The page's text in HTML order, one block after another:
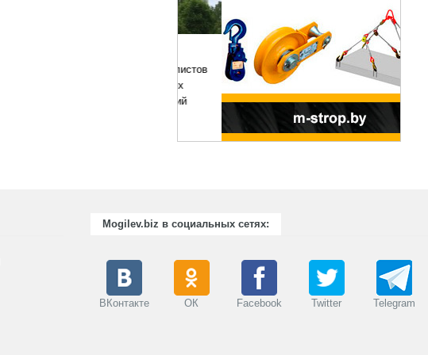
Mogilev.biz в социальных сетях:
ВКонтакте ОК Facebook Twitter Telegram